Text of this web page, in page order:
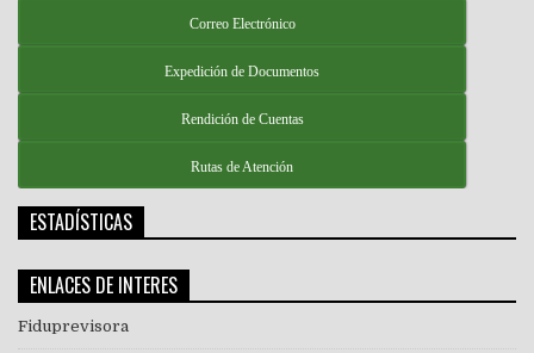
Correo Electrónico
Expedición de Documentos
Rendición de Cuentas
Rutas de Atención
ESTADÍSTICAS
ENLACES DE INTERES
Fiduprevisora